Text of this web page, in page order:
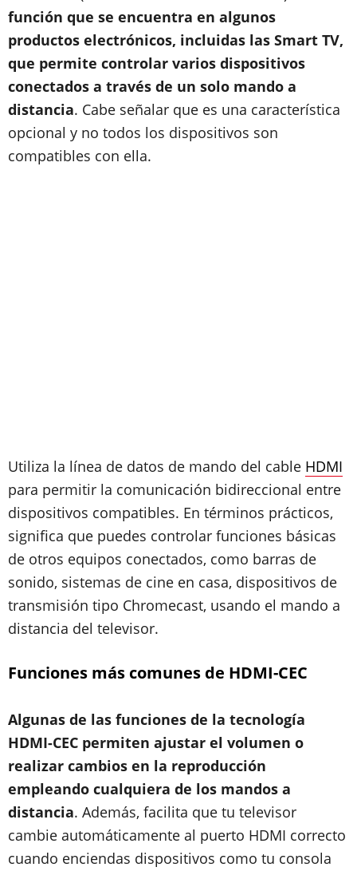
función que se encuentra en algunos
productos electrónicos, incluidas las Smart TV,
que permite controlar varios dispositivos
conectados a través de un solo mando a
distancia. Cabe señalar que es una característica
opcional y no todos los dispositivos son
compatibles con ella.
Utiliza la línea de datos de mando del cable HDMI
para permitir la comunicación bidireccional entre
dispositivos compatibles. En términos prácticos,
significa que puedes controlar funciones básicas
de otros equipos conectados, como barras de
sonido, sistemas de cine en casa, dispositivos de
transmisión tipo Chromecast, usando el mando a
distancia del televisor.
Funciones más comunes de HDMI-CEC
Algunas de las funciones de la tecnología
HDMI-CEC permiten ajustar el volumen o
realizar cambios en la reproducción
empleando cualquiera de los mandos a
distancia. Además, facilita que tu televisor
cambie automáticamente al puerto HDMI correcto
cuando enciendas dispositivos como tu consola